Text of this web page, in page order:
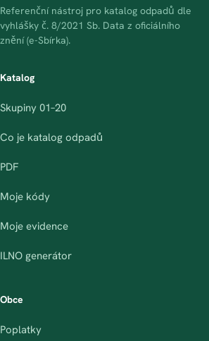
Referenční nástroj pro katalog odpadů dle
vyhlášky č. 8/2021 Sb. Data z oficiálního
znění (e-Sbírka).
Katalog
Skupiny 01–20
Co je katalog odpadů
PDF
Moje kódy
Moje evidence
ILNO generátor
Obce
Poplatky